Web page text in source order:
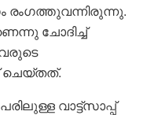
രംഗത്തുവന്നിരുന്നു.
ചോദിച്ച്
ചെയ്തത്.
വാട്ട്സാപ്പ്